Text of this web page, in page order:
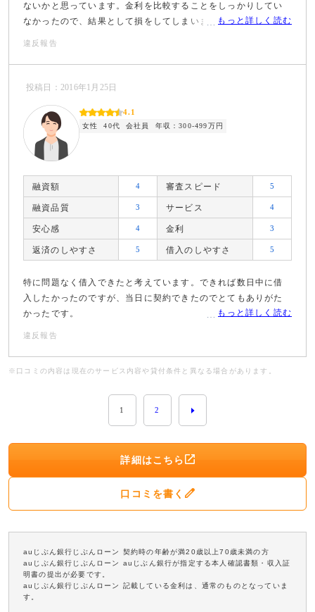
ないかと思っています。金利を比較することをしっかりしてい
なかったので、結果として損をしてしまいました。もっと詳しく読む
違反報告
投稿日：2016年1月25日
4.1
女性 40代 会社員 年収：300-499万円
融資額 4 審査スピード 5
融資品質 3 サービス 4
安心感 4 金利 3
返済のしやすさ 5 借入のしやすさ 5
特に問題なく借入できたと考えています。できれば数日中に借
入したかったのですが、当日に契約できたのでとてもありがた
かったです。
もっと詳しく読む
違反報告
※口コミの内容は現在のサービス内容や貸付条件と異なる場合があります。
1 2
詳細はこちら
口コミを書く
auじぶん銀行じぶんローン 契約時の年齢が満20歳以上70歳未満の方
auじぶん銀行じぶんローン auじぶん銀行が指定する本人確認書類・収入証
明書の提出が必要です。
auじぶん銀行じぶんローン 記載している金利は、通常のものとなっていま
す。